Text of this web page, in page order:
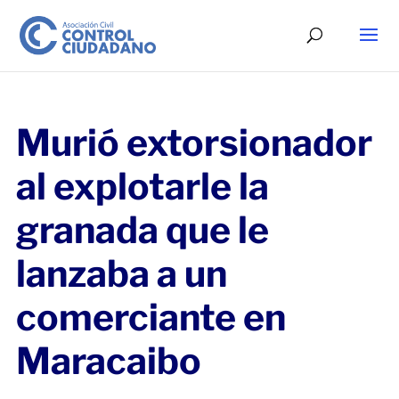
Murió extorsionador
al explotarle la
granada que le
lanzaba a un
comerciante en
Maracaibo